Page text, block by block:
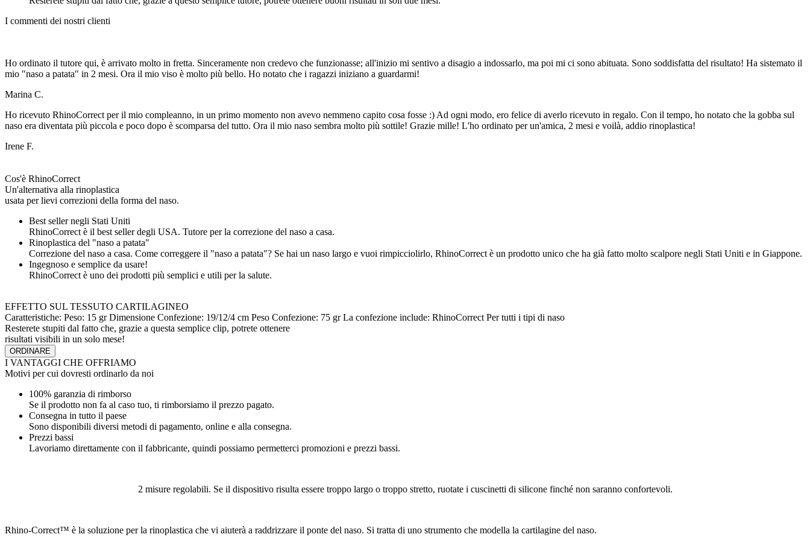
I commenti dei nostri clienti
Ho ordinato il tutore qui, è arrivato molto in fretta. Sinceramente non credevo che funzionasse; all'inizio mi sentivo a disagio a indossarlo, ma poi mi ci sono abituata. Sono soddisfatta del risultato! Ha sistemato il
mio "naso a patata" in 2 mesi. Ora il mio viso è molto più bello. Ho notato che i ragazzi iniziano a guardarmi!
Marina C.
Ho ricevuto RhinoCorrect per il mio compleanno, in un primo momento non avevo nemmeno capito cosa fosse :) Ad ogni modo, ero felice di averlo ricevuto in regalo. Con il tempo, ho notato che la gobba sul
naso era diventata più piccola e poco dopo è scomparsa del tutto. Ora il mio naso sembra molto più sottile! Grazie mille! L'ho ordinato per un'amica, 2 mesi e voilà, addio rinoplastica!
Irene F.
Cos'è RhinoCorrect
Un'alternativa alla rinoplastica
usata per lievi correzioni della forma del naso.
Best seller negli Stati Uniti
RhinoCorrect è il best seller degli USA. Tutore per la correzione del naso a casa.
Rinoplastica del "naso a patata"
Correzione del naso a casa. Come correggere il "naso a patata"? Se hai un naso largo e vuoi rimpicciolirlo, RhinoCorrect è un prodotto unico che ha già fatto molto scalpore negli Stati Uniti e in Giappone.
Ingegnoso e semplice da usare!
RhinoCorrect è uno dei prodotti più semplici e utili per la salute.
EFFETTO SUL TESSUTO CARTILAGINEO
Caratteristiche: Peso: 15 grDimensione Confezione: 19/12/4 cm Peso Confezione: 75 grLa confezione include: RhinoCorrect Per tutti i tipi di naso
Resterete stupiti dal fatto che, grazie a questa semplice clip, potrete ottenere
risultati visibili in un solo mese!
ORDINARE
I VANTAGGI CHE OFFRIAMO
Motivi per cui dovresti ordinarlo da noi
100% garanzia di rimborso
Se il prodotto non fa al caso tuo, ti rimborsiamo il prezzo pagato.
Consegna in tutto il paese
Sono disponibili diversi metodi di pagamento, online e alla consegna.
Prezzi bassi
Lavoriamo direttamente con il fabbricante, quindi possiamo permetterci promozioni e prezzi bassi.
2 misure regolabili. Se il dispositivo risulta essere troppo largo o troppo stretto, ruotate i cuscinetti di silicone finché non saranno confortevoli.
Rhino-Correct™ è la soluzione per la rinoplastica che vi aiuterà a raddrizzare il ponte del naso. Si tratta di uno strumento che modella la cartilagine del naso.